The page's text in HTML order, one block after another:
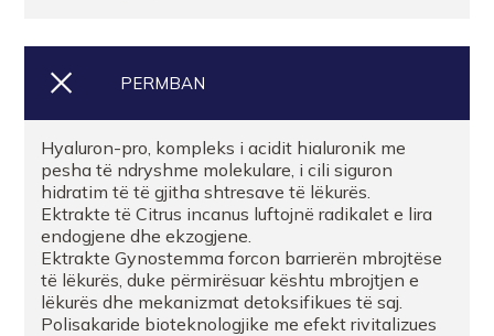
PERMBAN
Hyaluron-pro, kompleks i acidit hialuronik me
pesha të ndryshme molekulare, i cili siguron
hidratim të të gjitha shtresave të lëkurës.
Ektrakte të Citrus incanus luftojnë radikalet e lira
endogjene dhe ekzogjene.
Ektrakte Gynostemma forcon barrierën mbrojtëse
të lëkurës, duke përmirësuar kështu mbrojtjen e
lëkurës dhe mekanizmat detoksifikues të saj.
Polisakaride bioteknologjike me efekt rivitalizues